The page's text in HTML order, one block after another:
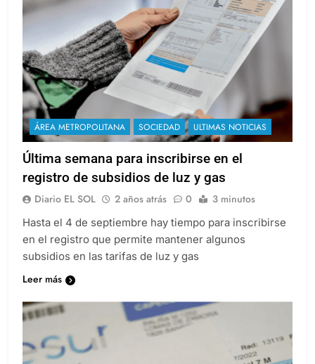
ÁREA METROPOLITANA SOCIEDAD ULTIMAS NOTICIAS
Última semana para inscribirse en el
registro de subsidios de luz y gas
Diario EL SOL 2 años atrás 0 3 minutos
Hasta el 4 de septiembre hay tiempo para inscribirse
en el registro que permite mantener algunos
subsidios en las tarifas de luz y gas
Leer más